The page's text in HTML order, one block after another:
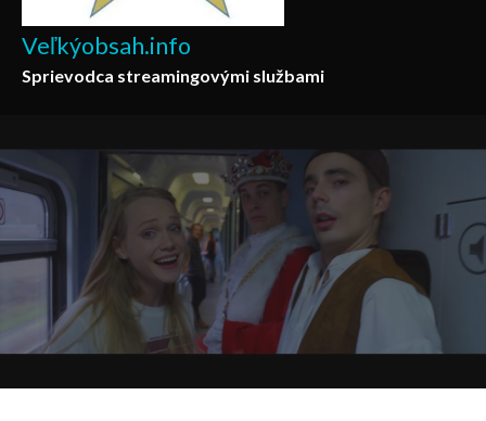
Veľkýobsah.info
Sprievodca streamingovými službami